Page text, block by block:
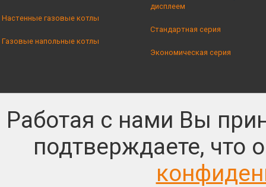
Настенные газовые котлы
Газовые напольные котлы
дисплеем
Стандартная серия
Экономическая серия
Работая с нами Вы
подтверждаете, что